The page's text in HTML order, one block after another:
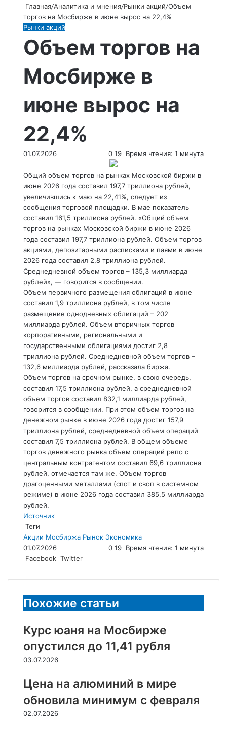
Главная/Аналитика и мнения/Рынки акций/Объем
торгов на Мосбирже в июне вырос на 22,4%
Рынки акций
Объем торгов на
Мосбирже в
июне вырос на
22,4%
01.07.2026 0 19 Время чтения: 1 минута
Общий объем торгов на рынках Московской биржи в
июне 2026 года составил 197,7 триллиона рублей,
увеличившись к маю на 22,41%, следует из
сообщения торговой площадки. В мае показатель
составил 161,5 триллиона рублей. «Общий объем
торгов на рынках Московской биржи в июне 2026
года составил 197,7 триллиона рублей. Объем торгов
акциями, депозитарными расписками и паями в июне
2026 года составил 2,8 триллиона рублей.
Среднедневной объем торгов – 135,3 миллиарда
рублей», — говорится в сообщении.
Объем первичного размещения облигаций в июне
составил 1,9 триллиона рублей, в том числе
размещение однодневных облигаций – 202
миллиарда рублей. Объем вторичных торгов
корпоративными, региональными и
государственными облигациями достиг 2,8
триллиона рублей. Среднедневной объем торгов –
132,6 миллиарда рублей, рассказала биржа.
Объем торгов на срочном рынке, в свою очередь,
составил 17,5 триллиона рублей, а среднедневной
объем торгов составил 832,1 миллиарда рублей,
говорится в сообщении. При этом объем торгов на
денежном рынке в июне 2026 года достиг 157,9
триллиона рублей, среднедневной объем операций
составил 7,5 триллиона рублей. В общем объеме
торгов денежного рынка объем операций репо с
центральным контрагентом составил 69,6 триллиона
рублей, отмечается там же. Объем торгов
драгоценными металлами (спот и своп в системном
режиме) в июне 2026 года составил 385,5 миллиарда
рублей.
Источник
Теги
Акции Мосбиржа Рынок Экономика
01.07.2026
0 19 Время чтения: 1 минута
Facebook Twitter
электронную
Похожие статьи
Курс юаня на Мосбирже
опустился до 11,41 рубля
03.07.2026
Цена на алюминий в мире
обновила минимум с февраля
02.07.2026